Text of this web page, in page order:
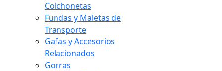
Colchonetas
Fundas y Maletas de
Transporte
Gafas y Accesorios
Relacionados
Gorras